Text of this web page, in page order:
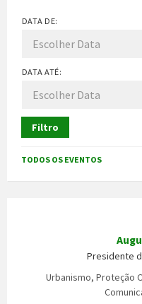
DATA DE:
DATA ATÉ:
Filtro
TODOS OS EVENTOS
Presidente
Urbanismo, Proteção